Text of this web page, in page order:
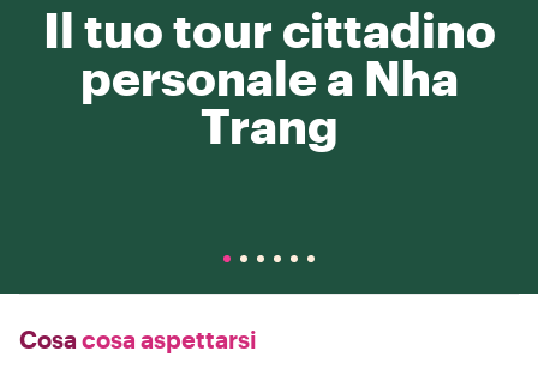
Il tuo tour cittadino
personale a Nha
Trang
Cosa cosa aspettarsi